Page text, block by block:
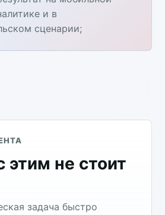
и в
сценарии;
этим не стоит
задача быстро